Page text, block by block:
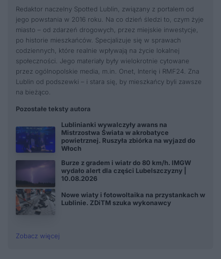
Redaktor naczelny Spotted Lublin, związany z portalem od
jego powstania w 2016 roku. Na co dzień śledzi to, czym żyje
miasto – od zdarzeń drogowych, przez miejskie inwestycje,
po historie mieszkańców. Specjalizuje się w sprawach
codziennych, które realnie wpływają na życie lokalnej
społeczności. Jego materiały były wielokrotnie cytowane
przez ogólnopolskie media, m.in. Onet, Interię i RMF24. Zna
Lublin od podszewki – i stara się, by mieszkańcy byli zawsze
na bieżąco.
Pozostałe teksty autora
Lublinianki wywalczyły awans na
Mistrzostwa Świata w akrobatyce
powietrznej. Ruszyła zbiórka na wyjazd do
Włoch
Burze z gradem i wiatr do 80 km/h. IMGW
wydało alert dla części Lubelszczyzny |
10.08.2026
Nowe wiaty i fotowoltaika na przystankach w
Lublinie. ZDiTM szuka wykonawcy
Zobacz więcej